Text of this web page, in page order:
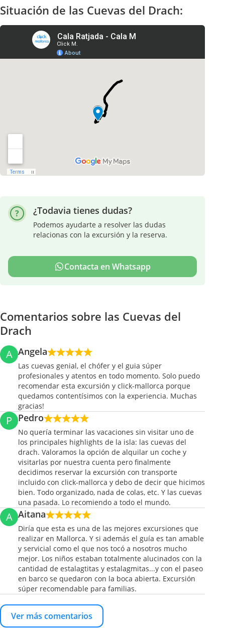
Situación de las Cuevas del Drach:
¿Todavia tienes dudas?
Podemos ayudarte a resolver las dudas
relacionas con la excursión y la reserva.
Contacta en Whatsapp
Comentarios sobre las Cuevas del
Drach
A Angela
Las cuevas genial, el chófer y el guia súper
profesionales y atentos en todo momento. Solo puedo
recomendar esta excursión y click-mallorca porque
quedamos contentísimos con la experiencia. Muchas
gracias!
P Pedro
No quería terminar las vacaciones sin visitar uno de
los principales highlights de la isla: las cuevas del
drach. Valoramos la opción de alquilar un coche y
visitarlas por nuestra cuenta pero finalmente
decidimos reservar la excursión con transporte
incluido con click-mallorca y debo de decir que hicimos
bien. Todo organizado, nada de colas, etc. Y las cuevas
una pasada. Lo recomiendo a todo el mundo.
A Aitana
Diría que esta es una de las mejores excursiones que
realizar en Mallorca. Y si además el guía es tan amable
y servicial como el que nos tocó a nosotros mucho
mejor. Los niños estaban totalmente alucinados con la
cantidad de estalagtitas y estalagmitas...y con el paseo
en barco se quedaron con la boca abierta. Excursión
súper recomendable para familias.
Ver más comentarios